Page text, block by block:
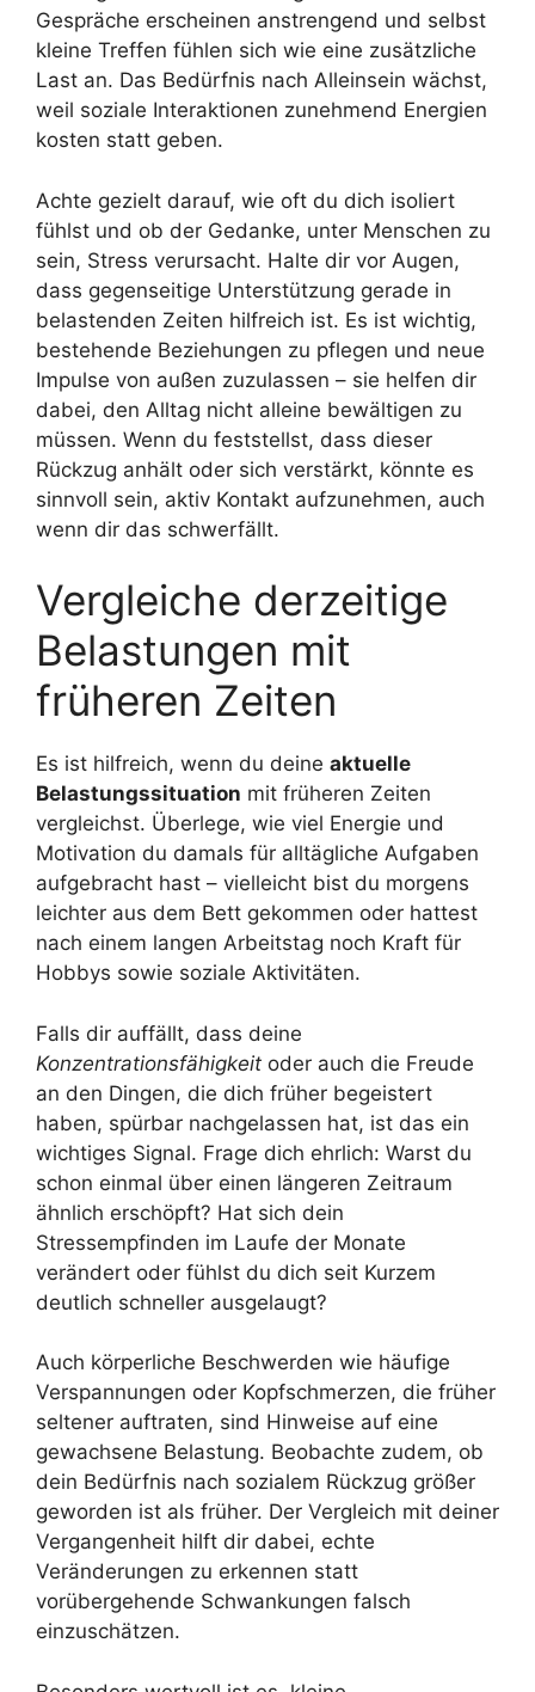
Gespräche erscheinen anstrengend und selbst
kleine Treffen fühlen sich wie eine zusätzliche
Last an. Das Bedürfnis nach Alleinsein wächst,
weil soziale Interaktionen zunehmend Energien
kosten statt geben.
Achte gezielt darauf, wie oft du dich isoliert
fühlst und ob der Gedanke, unter Menschen zu
sein, Stress verursacht. Halte dir vor Augen,
dass gegenseitige Unterstützung gerade in
belastenden Zeiten hilfreich ist. Es ist wichtig,
bestehende Beziehungen zu pflegen und neue
Impulse von außen zuzulassen – sie helfen dir
dabei, den Alltag nicht alleine bewältigen zu
müssen. Wenn du feststellst, dass dieser
Rückzug anhält oder sich verstärkt, könnte es
sinnvoll sein, aktiv Kontakt aufzunehmen, auch
wenn dir das schwerfällt.
Vergleiche derzeitige
Belastungen mit
früheren Zeiten
Es ist hilfreich, wenn du deine aktuelle
Belastungssituation mit früheren Zeiten
vergleichst. Überlege, wie viel Energie und
Motivation du damals für alltägliche Aufgaben
aufgebracht hast – vielleicht bist du morgens
leichter aus dem Bett gekommen oder hattest
nach einem langen Arbeitstag noch Kraft für
Hobbys sowie soziale Aktivitäten.
Falls dir auffällt, dass deine
Konzentrationsfähigkeit oder auch die Freude
an den Dingen, die dich früher begeistert
haben, spürbar nachgelassen hat, ist das ein
wichtiges Signal. Frage dich ehrlich: Warst du
schon einmal über einen längeren Zeitraum
ähnlich erschöpft? Hat sich dein
Stressempfinden im Laufe der Monate
verändert oder fühlst du dich seit Kurzem
deutlich schneller ausgelaugt?
Auch körperliche Beschwerden wie häufige
Verspannungen oder Kopfschmerzen, die früher
seltener auftraten, sind Hinweise auf eine
gewachsene Belastung. Beobachte zudem, ob
dein Bedürfnis nach sozialem Rückzug größer
geworden ist als früher. Der Vergleich mit deiner
Vergangenheit hilft dir dabei, echte
Veränderungen zu erkennen statt
vorübergehende Schwankungen falsch
einzuschätzen.